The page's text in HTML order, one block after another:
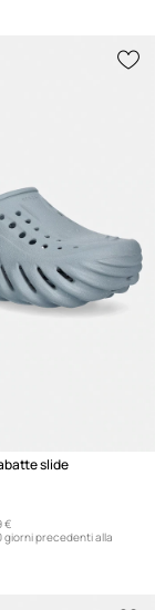
slide
€
giorni precedenti alla